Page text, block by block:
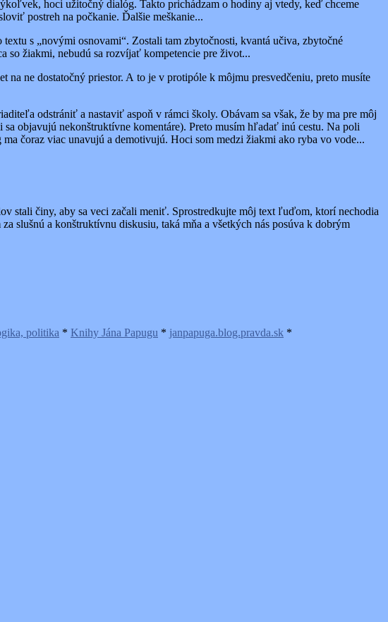
hoci užitočný dialóg. Takto prichádzam o hodiny aj vtedy, keď chceme
postreh na počkanie. Ďalšie meškanie...
s „novými osnovami“. Zostali tam zbytočnosti, kvantá učiva, zbytočné
so žiakmi, nebudú sa rozvíjať kompetencie pre život...
ne dostatočný priestor. A to je v protipóle k môjmu presvedčeniu, preto musíte
odstrániť a nastaviť aspoň v rámci školy. Obávam sa však, že by ma pre môj
objavujú nekonštruktívne komentáre). Preto musím hľadať inú cestu. Na poli
čoraz viac unavujú a demotivujú. Hoci som medzi žiakmi ako ryba vo vode...
stali činy, aby sa veci začali meniť. Sprostredkujte môj text ľuďom, ktorí nechodia
slušnú a konštruktívnu diskusiu, taká mňa a všetkých nás posúva k dobrým
politika * Knihy Jána Papugu * janpapuga.blog.pravda.sk *